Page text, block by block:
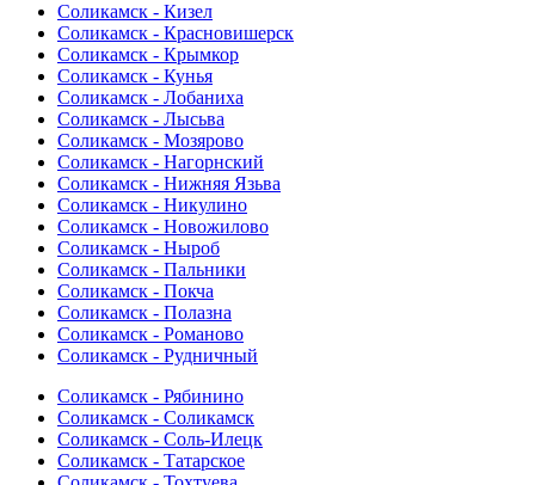
Соликамск - Кизел
Соликамск - Красновишерск
Соликамск - Крымкор
Соликамск - Кунья
Соликамск - Лобаниха
Соликамск - Лысьва
Соликамск - Мозярово
Соликамск - Нагорнский
Соликамск - Нижняя Язьва
Соликамск - Никулино
Соликамск - Новожилово
Соликамск - Ныроб
Соликамск - Пальники
Соликамск - Покча
Соликамск - Полазна
Соликамск - Романово
Соликамск - Рудничный
Соликамск - Рябинино
Соликамск - Соликамск
Соликамск - Соль-Илецк
Соликамск - Татарское